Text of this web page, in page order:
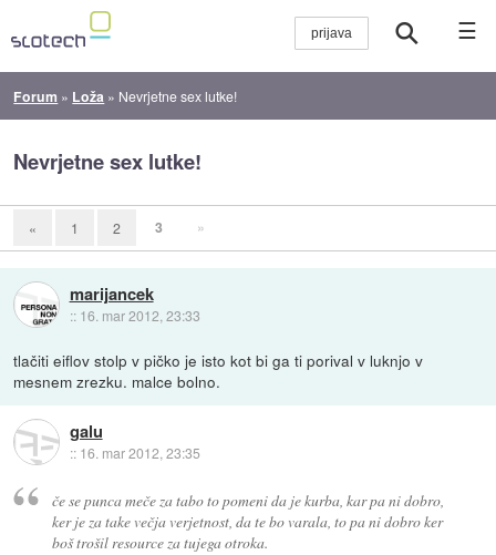
☰
Forum » Loža » Nevrjetne sex lutke!
Nevrjetne sex lutke!
« 1 2 3 »
marijancek
:: 16. mar 2012, 23:33
tlačiti eiflov stolp v pičko je isto kot bi ga ti porival v luknjo v
mesnem zrezku. malce bolno.
galu
:: 16. mar 2012, 23:35
če se punca meče za tabo to pomeni da je kurba, kar pa ni dobro,
ker je za take večja verjetnost, da te bo varala, to pa ni dobro ker
boš trošil resource za tujega otroka.